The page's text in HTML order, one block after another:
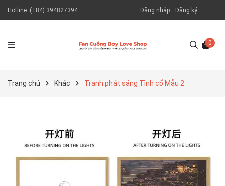
Hotline: (+84) 394827394 Đăng nhập Đăng ký
0
Trang chủ Khác Tranh phát sáng Tình cổ Mẫu 2